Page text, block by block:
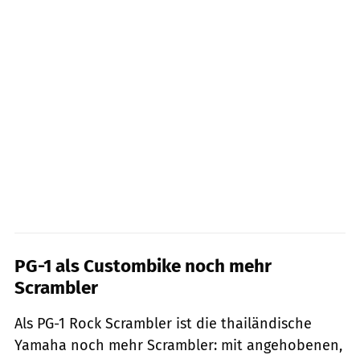
PG-1 als Custombike noch mehr
Scrambler
Als PG-1 Rock Scrambler ist die thailändische
Yamaha noch mehr Scrambler: mit angehobenen,